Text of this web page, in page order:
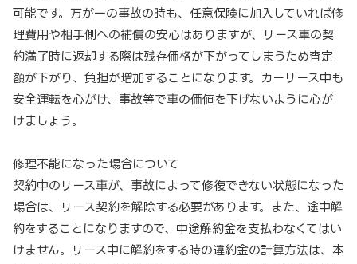
可能です。万が一の事故の時も、任意保険に加入していれば修
理費用や相手側への補償の安心はありますが、リース車の契
約満了時に返却する際は残存価格が下がってしまうため査定
額が下がり、負担が増加することになります。カーリース中も
安全運転を心がけ、事故等で車の価値を下げないように心が
けましょう。
修理不能になった場合について
契約中のリース車が、事故によって修復できない状態になった
場合は、リース契約を解除する必要があります。また、途中解
約をすることになりますので、中途解約金を支払わなくてはい
けません。リース中に解約をする時の違約金の計算方法は、本